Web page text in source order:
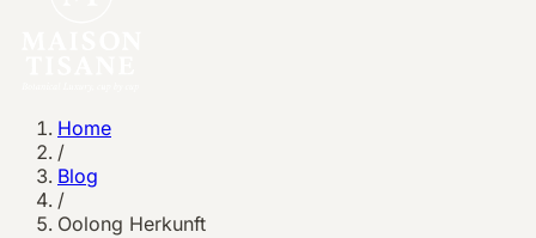
Home
/
Blog
/
Oolong Herkunft